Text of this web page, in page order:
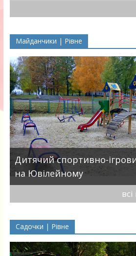
Майданчики | Рівне
Дитячий спортивно-
на Ювілейному
Садочки | Рівне